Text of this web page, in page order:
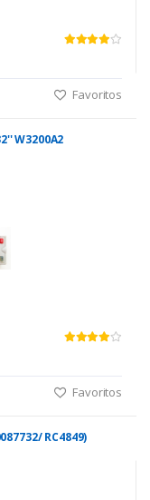
Favoritos
W3200A2
Favoritos
RC4849)